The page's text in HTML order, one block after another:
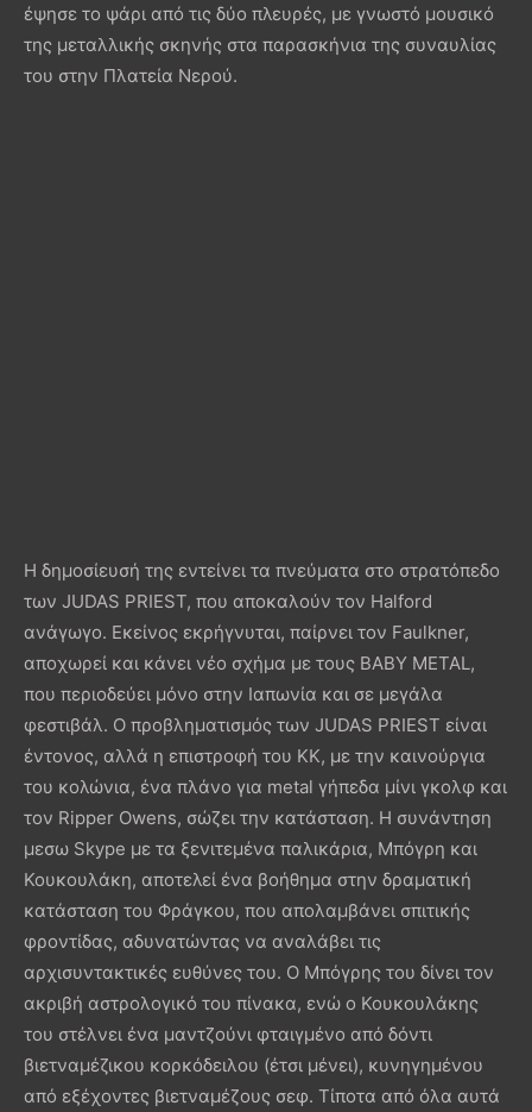
έψησε το ψάρι από τις δύο πλευρές, με γνωστό μουσικό
της μεταλλικής σκηνής στα παρασκήνια της συναυλίας
του στην Πλατεία Νερού.
Η δημοσίευσή της εντείνει τα πνεύματα στο στρατόπεδο
των JUDAS PRIEST, που αποκαλούν τον Halford
ανάγωγο. Εκείνος εκρήγνυται, παίρνει τον Faulkner,
αποχωρεί και κάνει νέο σχήμα με τους BABY METAL,
που περιοδεύει μόνο στην Ιαπωνία και σε μεγάλα
φεστιβάλ. Ο προβληματισμός των JUDAS PRIEST είναι
έντονος, αλλά η επιστροφή του KK, με την καινούργια
του κολώνια, ένα πλάνο για metal γήπεδα μίνι γκολφ και
τον Ripper Owens, σώζει την κατάσταση. Η συνάντηση
μεσω Skype με τα ξενιτεμένα παλικάρια, Μπόγρη και
Κουκουλάκη, αποτελεί ένα βοήθημα στην δραματική
κατάσταση του Φράγκου, που απολαμβάνει σπιτικής
φροντίδας, αδυνατώντας να αναλάβει τις
αρχισυντακτικές ευθύνες του. Ο Μπόγρης του δίνει τον
ακριβή αστρολογικό του πίνακα, ενώ ο Κουκουλάκης
του στέλνει ένα μαντζούνι φταιγμένο από δόντι
βιετναμέζικου κορκόδειλου (έτσι μένει), κυνηγημένου
από εξέχοντες βιετναμέζους σεφ. Τίποτα από όλα αυτά